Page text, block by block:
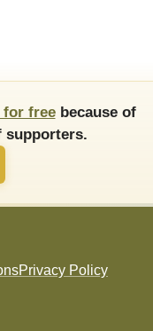
for freebecause of
supporters.
Privacy Policy